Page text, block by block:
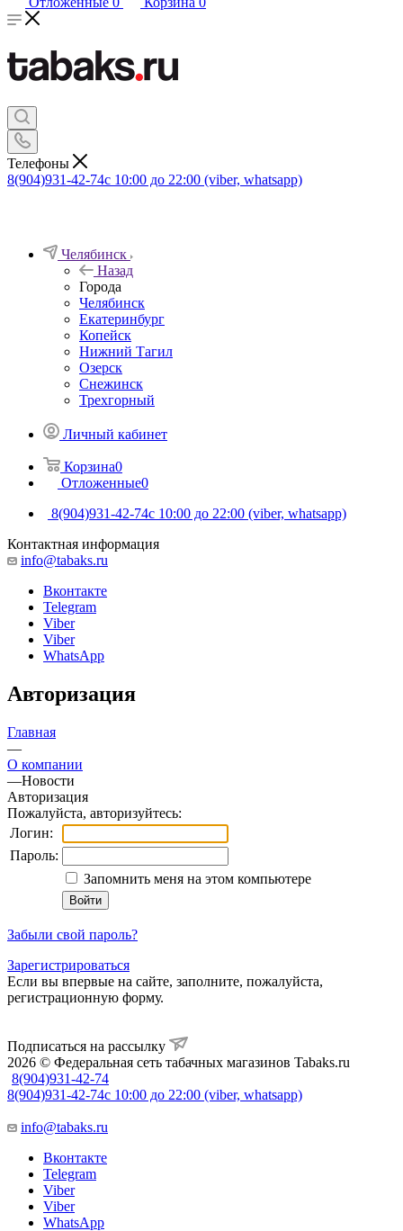
Телефоны
8(904)931-42-74с 10:00 до 22:00 (viber, whatsapp)
Челябинск
Назад
Города
Челябинск
Екатеринбург
Копейск
Нижний Тагил
Озерск
Снежинск
Трехгорный
Личный кабинет
Корзина0
Отложенные0
8(904)931-42-74с 10:00 до 22:00 (viber, whatsapp)
Контактная информация
info@tabaks.ru
Вконтакте
Telegram
Viber
Viber
WhatsApp
Авторизация
Главная
—
О компании
—Новости
Авторизация
Пожалуйста, авторизуйтесь:
Логин:
Пароль:
Запомнить меня на этом компьютере
Забыли свой пароль?
Зарегистрироваться
Если вы впервые на сайте, заполните, пожалуйста,
регистрационную форму.
Подписаться на рассылку
2026 © Федеральная сеть табачных магазинов Tabaks.ru
8(904)931-42-74
8(904)931-42-74с 10:00 до 22:00 (viber, whatsapp)
info@tabaks.ru
Вконтакте
Telegram
Viber
Viber
WhatsApp